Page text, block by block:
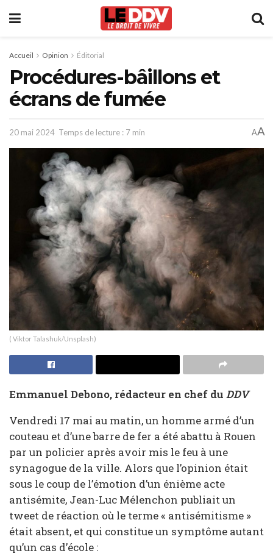
Accueil Opinion Éditorial
Procédures-bâillons et
écrans de fumée
20 mai 2024 Temps de lecture : 7 min AA
( Viktor Talashuk/Unsplash)
Emmanuel Debono, rédacteur en chef du DDV
Vendredi 17 mai au matin, un homme armé d’un
couteau et d’une barre de fer a été abattu à Rouen
par un policier après avoir mis le feu à une
synagogue de la ville. Alors que l’opinion était
sous le coup de l’émotion d’un énième acte
antisémite, Jean-Luc Mélenchon publiait un
tweet de réaction où le terme « antisémitisme »
était absent, et qui constitue un symptôme autant
qu’un cas d’école :